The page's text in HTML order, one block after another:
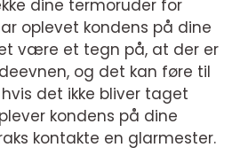
dine termoruder for
oplevet kondens på dine
være et tegn på, at der er
og det kan føre til
det ikke bliver taget
kondens på dine
kontakte en glarmester.